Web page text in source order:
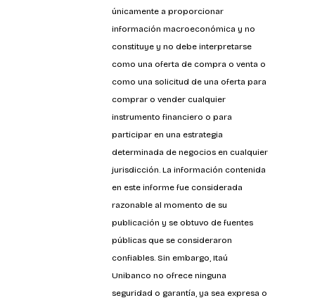
únicamente a proporcionar
información macroeconómica y no
constituye y no debe interpretarse
como una oferta de compra o venta o
como una solicitud de una oferta para
comprar o vender cualquier
instrumento financiero o para
participar en una estrategia
determinada de negocios en cualquier
jurisdicción. La información contenida
en este informe fue considerada
razonable al momento de su
publicación y se obtuvo de fuentes
públicas que se consideraron
confiables. Sin embargo, Itaú
Unibanco no ofrece ninguna
seguridad o garantía, ya sea expresa o